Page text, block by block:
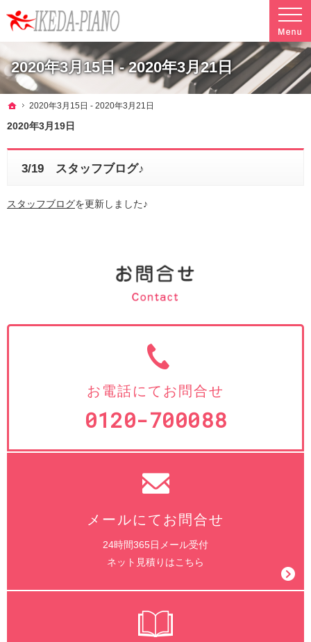
2020年3月15日 - 2020年3月21日
調律やクリーニングも行っています。ピアノ引越し・運搬・配送なら料金も魅力の当社へ
ホーム
2020年3月15日 - 2020年3月21日
2020年3月19日
3/19 スタッフブログ♪
スタッフブログを更新しました♪
お電話にてお問合せ
0120-700088
メールにてお問合せ
24時間365日メール受付
ネット見積りはこちら